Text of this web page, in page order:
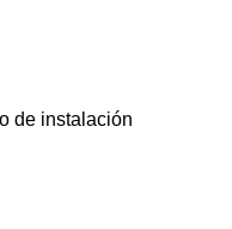
de instalación